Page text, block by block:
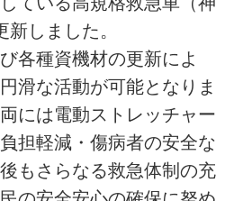
しました。
各種資機材の更新によ
滑な活動が可能となりま
には電動ストレッチャー
担軽減・傷病者の安全な
もさらなる救急体制の充